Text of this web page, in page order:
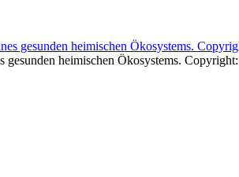
heimischen Ökosystems.